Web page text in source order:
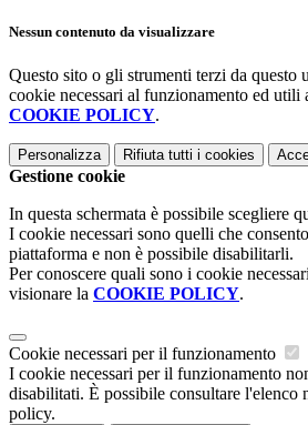
Nessun contenuto da visualizzare
Questo sito o gli strumenti terzi da questo
cookie necessari al funzionamento ed
COOKIE POLICY.
Personalizza Rifiuta tutti i cookies
Gestione cookie
In questa schermata è possibile scegliere
I cookie necessari sono quelli che
piattaforma e non è possibile disabilitarli.
Per conoscere quali sono i cookie
visionare la COOKIE POLICY.
Cookie necessari per il funzionamento
I cookie necessari per il funzionamento
disabilitati. È possibile consultare l'elenco
policy.